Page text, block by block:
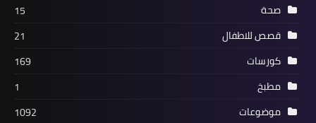
صحة
15
قصص للاطفال
21
كورسات
169
مطبخ
1
موضوعات
1092